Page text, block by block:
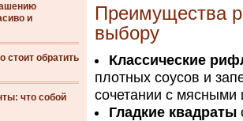
и
стоит обратить
что собой
Преимущества
выбору
Классические
плотных соусов и
сочетании с
Гладкие квадраты